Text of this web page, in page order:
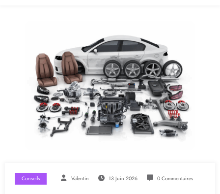
Conseils Valentin 13 Juin 2026 0 Commentaires